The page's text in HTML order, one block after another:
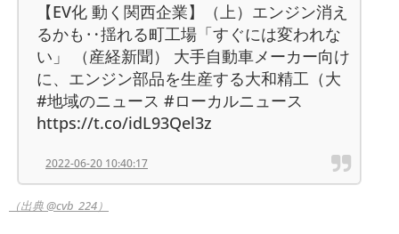
【EV化 動く関西企業】（上）エンジン消え
るかも‥揺れる町工場「すぐには変われな
い」 （産経新聞） 大手自動車メーカー向け
に、エンジン部品を生産する大和精工（大
#地域のニュース #ローカルニュース
https://t.co/idL93Qel3z
2022-06-20 10:40:17
（出典 @cvb_224）